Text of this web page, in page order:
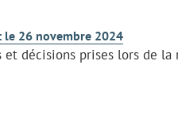
le 26 novembre 2024
décisions prises lors de